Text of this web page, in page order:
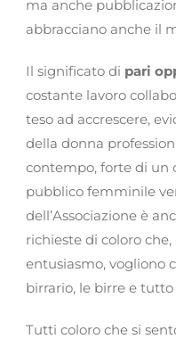
ma anche
abbracciano anche il
Il significato di pari
costante lavoro
teso ad accrescere,
della donna
contempo, forte di un
pubblico femminile
dell’Associazione è
richieste di coloro
entusiasmo, vogliono
birrario, le birre e tutto
Tutti coloro che si